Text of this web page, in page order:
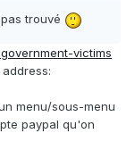
trouvé
victims
menu/sous-menu
paypal qu'on